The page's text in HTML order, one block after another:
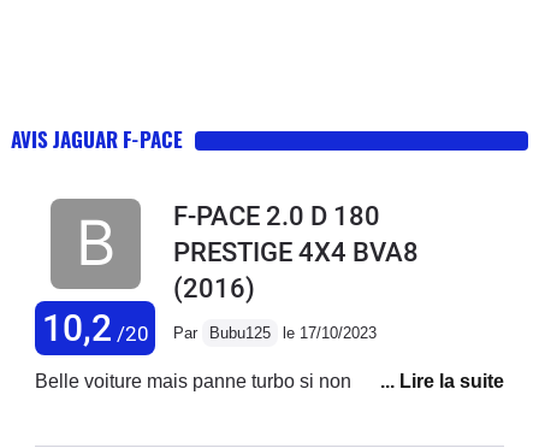
AVIS JAGUAR F-PACE
10,2 /20
F-PACE 2.0 D 180
PRESTIGE 4X4 BVA8
(2016)
Par Bubu125 le 17/10/2023
Belle voiture mais panne turbo si non rien à déclarer